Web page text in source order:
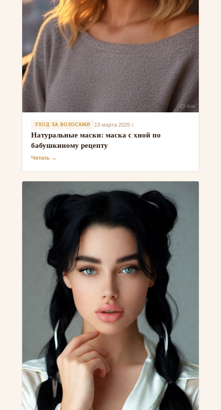
УХОД ЗА ВОЛОСАМИ 19 марта 2026 г.
Натуральные маски: маска с хной по
бабушкиному рецепту
Читать →